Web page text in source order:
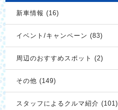
新車情報 (16)
イベント/キャンペーン (83)
周辺のおすすめスポット (2)
その他 (149)
スタッフによるクルマ紹介 (101)